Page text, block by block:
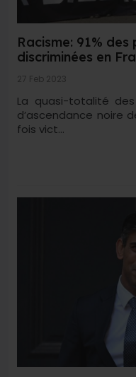
Racisme: 91%
discriminées en
27 Feb 2023
La quasi-totalité
d’ascendance noire
fois vict...